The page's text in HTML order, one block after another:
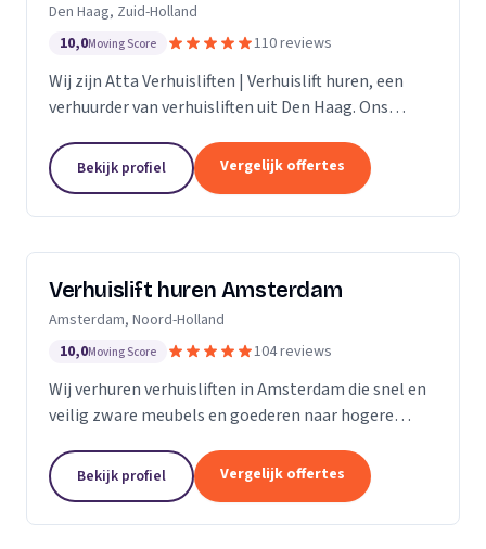
Den Haag, Zuid-Holland
10,0Moving Score 110 reviews
Wij zijn Atta Verhuisliften | Verhuislift huren, een
verhuurder van verhuisliften uit Den Haag. Ons
Bekijk profiel Vergelijk offertes
Verhuislift huren Amsterdam
Amsterdam, Noord-Holland
10,0Moving Score 104 reviews
Wij verhuren verhuisliften in Amsterdam die snel en
veilig zware meubels en goederen naar hogere
Bekijk profiel Vergelijk offertes